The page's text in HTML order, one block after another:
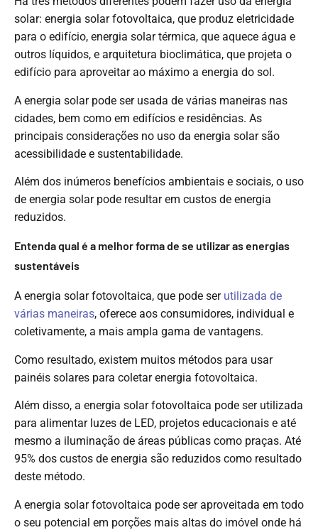
solar: energia solar fotovoltaica, que produz eletricidade
para o edifício, energia solar térmica, que aquece água e
outros líquidos, e arquitetura bioclimática, que projeta o
edifício para aproveitar ao máximo a energia do sol.
A energia solar pode ser usada de várias maneiras nas
cidades, bem como em edifícios e residências. As
principais considerações no uso da energia solar são
acessibilidade e sustentabilidade.
Além dos inúmeros benefícios ambientais e sociais, o uso
de energia solar pode resultar em custos de energia
reduzidos.
Entenda qual é a melhor forma de se utilizar as energias
sustentáveis
A energia solar fotovoltaica, que pode ser utilizada de
várias maneiras, oferece aos consumidores, individual e
coletivamente, a mais ampla gama de vantagens.
Como resultado, existem muitos métodos para usar
painéis solares para coletar energia fotovoltaica.
Além disso, a energia solar fotovoltaica pode ser utilizada
para alimentar luzes de LED, projetos educacionais e até
mesmo a iluminação de áreas públicas como praças. Até
95% dos custos de energia são reduzidos como resultado
deste método.
A energia solar fotovoltaica pode ser aproveitada em todo
o seu potencial em porções mais altas do imóvel onde há